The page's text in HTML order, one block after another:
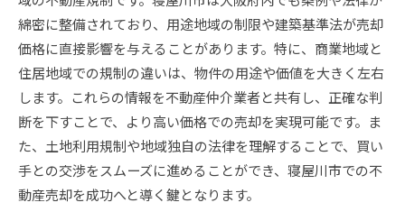
綿密に整備されており、用途地域の制限や建築基準法が売却
価格に直接影響を与えることがあります。特に、商業地域と
住居地域での規制の違いは、物件の用途や価値を大きく左右
します。これらの情報を不動産仲介業者と共有し、正確な判
断を下すことで、より高い価格での売却を実現可能です。ま
た、土地利用規制や地域独自の法律を理解することで、買い
手との交渉をスムーズに進めることができ、寝屋川市での不
動産売却を成功へと導く鍵となります。